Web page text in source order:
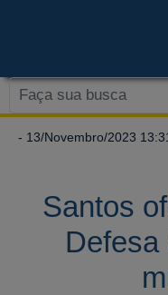
- 13/Novembro/2023
Santos